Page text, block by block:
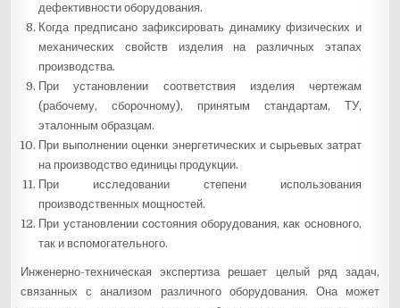
дефективности оборудования.
Когда предписано зафиксировать динамику физических и
механических свойств изделия на различных этапах
производства.
При установлении соответствия изделия чертежам
(рабочему, сборочному), принятым стандартам, ТУ,
эталонным образцам.
При выполнении оценки энергетических и сырьевых затрат
на производство единицы продукции.
При исследовании степени использования
производственных мощностей.
При установлении состояния оборудования, как основного,
так и вспомогательного.
Инженерно-техническая экспертиза решает целый ряд задач,
связанных с анализом различного оборудования. Она может